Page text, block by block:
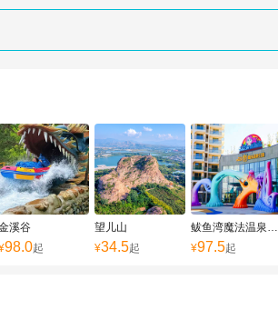
溪谷
98.0起
望儿山
¥34.5起
鲅鱼湾魔法温泉公园
¥97.5起